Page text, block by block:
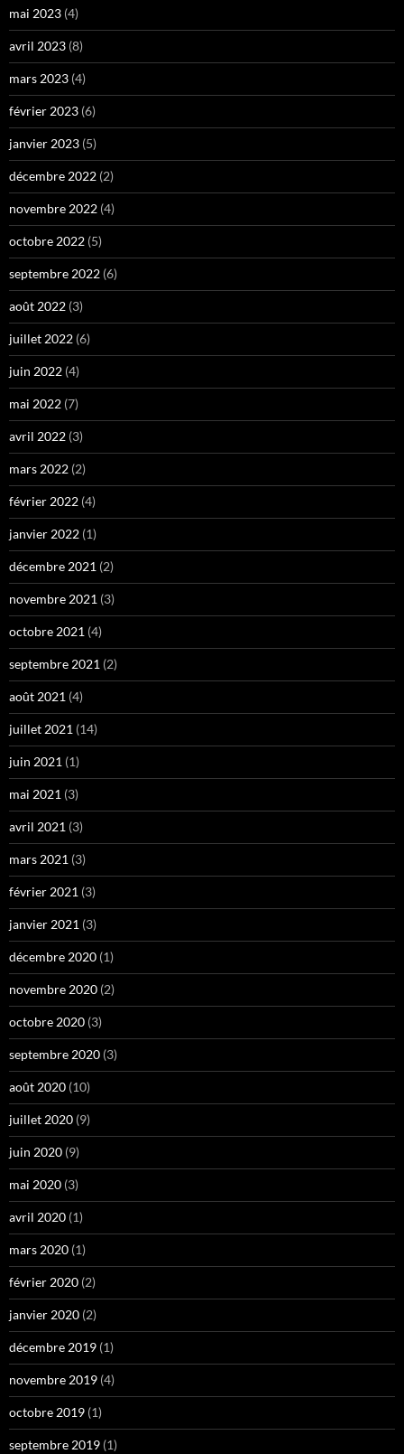
mai 2023 (4)
avril 2023 (8)
mars 2023 (4)
février 2023 (6)
janvier 2023 (5)
décembre 2022 (2)
novembre 2022 (4)
octobre 2022 (5)
septembre 2022 (6)
août 2022 (3)
juillet 2022 (6)
juin 2022 (4)
mai 2022 (7)
avril 2022 (3)
mars 2022 (2)
février 2022 (4)
janvier 2022 (1)
décembre 2021 (2)
novembre 2021 (3)
octobre 2021 (4)
septembre 2021 (2)
août 2021 (4)
juillet 2021 (14)
juin 2021 (1)
mai 2021 (3)
avril 2021 (3)
mars 2021 (3)
février 2021 (3)
janvier 2021 (3)
décembre 2020 (1)
novembre 2020 (2)
octobre 2020 (3)
septembre 2020 (3)
août 2020 (10)
juillet 2020 (9)
juin 2020 (9)
mai 2020 (3)
avril 2020 (1)
mars 2020 (1)
février 2020 (2)
janvier 2020 (2)
décembre 2019 (1)
novembre 2019 (4)
octobre 2019 (1)
septembre 2019 (1)